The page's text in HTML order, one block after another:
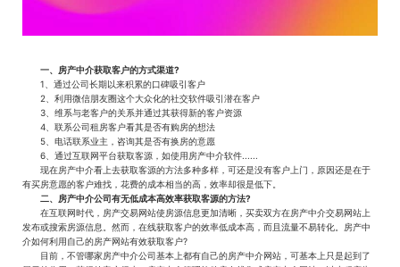
一、房产中介获取客户的方式渠道?
1、通过公司长期以来积累的口碑吸引客户
2、利用微信朋友圈这个大众化的社交软件吸引潜在客户
3、维系与老客户的关系并通过其获得新的客户资源
4、联系公司租房客户看其是否有购房的想法
5、电话联系业主，咨询其是否有换房的意愿
6、通过互联网平台获取客源，如使用房产中介软件......
现在房产中介看上去获取客源的方法多种多样，可还是没有客户上门，原因还是在于
有买房意愿的客户难找，花费的成本相当的高，效率却很是低下。
二、房产中介公司有无低成本高效率获取客源的方法?
在互联网时代，房产交易网站使房源信息更加清晰，买卖双方在房产中介交易网站上
发布或搜索房源信息。然而，在线获取客户的效率低成本高，而且流量不易转化。房产中
介如何利用自己的房产网站有效获取客户?
目前，不管哪家房产中介公司基本上都有自己的房产中介网站，可基本上只是起到了